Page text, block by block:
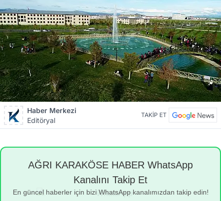
Haber Merkezi
Editöryal
TAKİP ET
AĞRI KARAKÖSE HABER WhatsApp
Kanalını Takip Et
En güncel haberler için bizi WhatsApp kanalımızdan takip edin!